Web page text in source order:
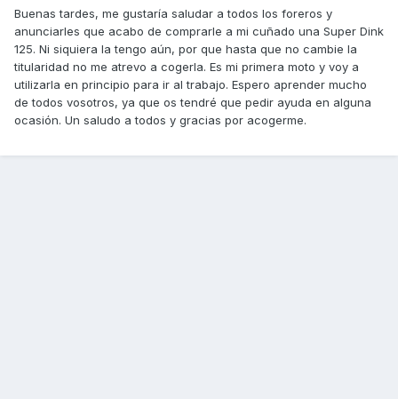
Buenas tardes, me gustaría saludar a todos los foreros y
anunciarles que acabo de comprarle a mi cuñado una Super Dink
125. Ni siquiera la tengo aún, por que hasta que no cambie la
titularidad no me atrevo a cogerla. Es mi primera moto y voy a
utilizarla en principio para ir al trabajo. Espero aprender mucho
de todos vosotros, ya que os tendré que pedir ayuda en alguna
ocasión. Un saludo a todos y gracias por acogerme.